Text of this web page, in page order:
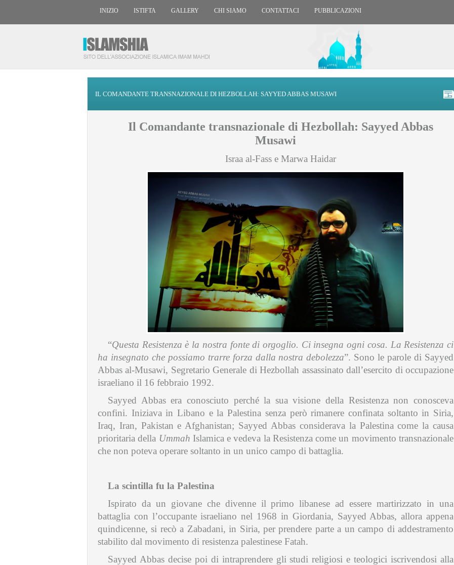
INIZIO ISTIFTA GALLERY CHI SIAMO CONTATTACI PUBBLICAZIONI
IL COMANDANTE TRANSNAZIONALE DI HEZBOLLAH: SAYYED ABBAS MUSAWI
Il Comandante transnazionale di Hezbollah: Sayyed Abbas
Musawi
Israa al-Fass e Marwa Haidar
“Questa Resistenza è la nostra fonte di orgoglio. Ci insegna ogni cosa. La Resistenza ci
ha insegnato che possiamo trarre forza dalla nostra debolezza”. Sono le parole di Sayyed
Abbas al-Musawi, Segretario Generale di Hezbollah assassinato dall’esercito di occupazione
israeliano il 16 febbraio 1992.
Sayyed Abbas era conosciuto perché la sua visione della Resistenza non conosceva
confini. Iniziava in Libano e la Palestina senza però rimanere confinata soltanto in Siria,
Iraq, Iran, Pakistan e Afghanistan; Sayyed Abbas considerava la Palestina come la causa
prioritaria della Ummah Islamica e vedeva la Resistenza come un movimento transnazionale
che non poteva operare soltanto in un unico campo di battaglia.
La scintilla fu la Palestina
Ispirato da un giovane che divenne il primo libanese ad essere martirizzato in una
battaglia con l’occupante israeliano nel 1968 in Giordania, Sayyed Abbas, allora appena
quindicenne, si recò a Zabadani, in Siria, per prendere parte a un campo di addestramento
stabilito dal movimento di resistenza palestinese Fatah.
Sayyed Abbas decise poi di intraprendere gli studi religiosi e teologici iscrivendosi alla